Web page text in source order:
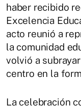
haber recibido
Excelencia
acto reunió a
la comunidad
volvió a
centro en la
La celebración